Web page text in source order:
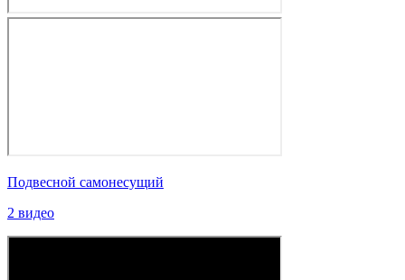
Подвесной самонесущий
2 видео